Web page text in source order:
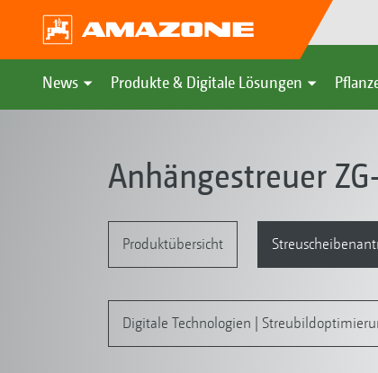
News Produkte & Digitale Lösungen
Anhängestreuer
Produktübersicht
Digitale Technologien |